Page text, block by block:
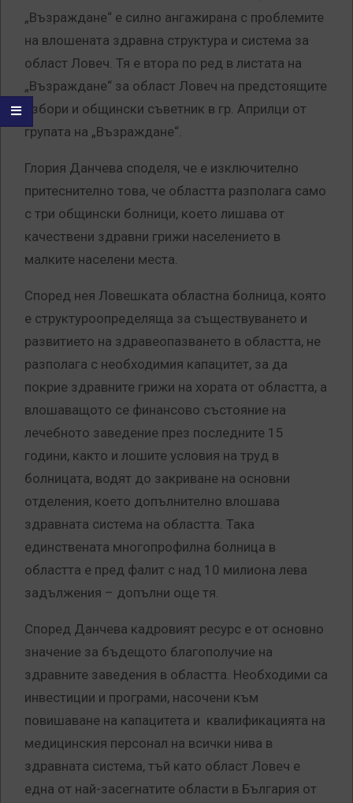
„Възраждане“ е силно ангажирана с проблемите
на влошената здравна структура и система за
област Ловеч. Тя е втора по ред в листата на
„Възраждане“ за област Ловеч на предстоящите
избори и общински съветник в гр. Априлци от
групата на „Възраждане“.
Глория Данчева споделя, че е изключително
притеснително това, че областта разполага само
с три общински болници, което лишава от
качествени здравни грижи населението в
малките населени места.
Според нея Ловешката областна болница, която
е структуроопределяща за съществуването и
развитието на здравеопазването в областта, не
разполага с необходимия капацитет, за да
покрие здравните грижи на хората от областта, а
влошаващото се финансово състояние на
лечебното заведение през последните 15
години, както и лошите условия на труд в
болницата, водят до закриване на основни
отделения, което допълнително влошава
здравната система на областта. Така
единствената многопрофилна болница в
областта е пред фалит с над 10 милиона лева
задължения – допълни още тя.
Според Данчева кадровият ресурс е от основно
значение за бъдещото благополучие на
здравните заведения в областта. Необходими са
инвестиции и програми, насочени към
повишаване на капацитета и квалификацията на
медицинския персонал на всички нива в
здравната система, тъй като област Ловеч е
една от най-засегнатите области в България от